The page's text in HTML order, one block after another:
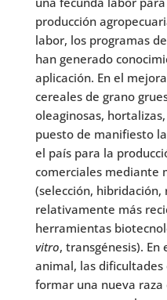
producción
labor, los programas
han generado
aplicación. En el
cereales de grano
oleaginosas,
puesto de manifiesto
el país para la
comerciales mediante
(selección,
relativamente más
herramientas
vitro, transgénesis).
animal, las
formar una nueva